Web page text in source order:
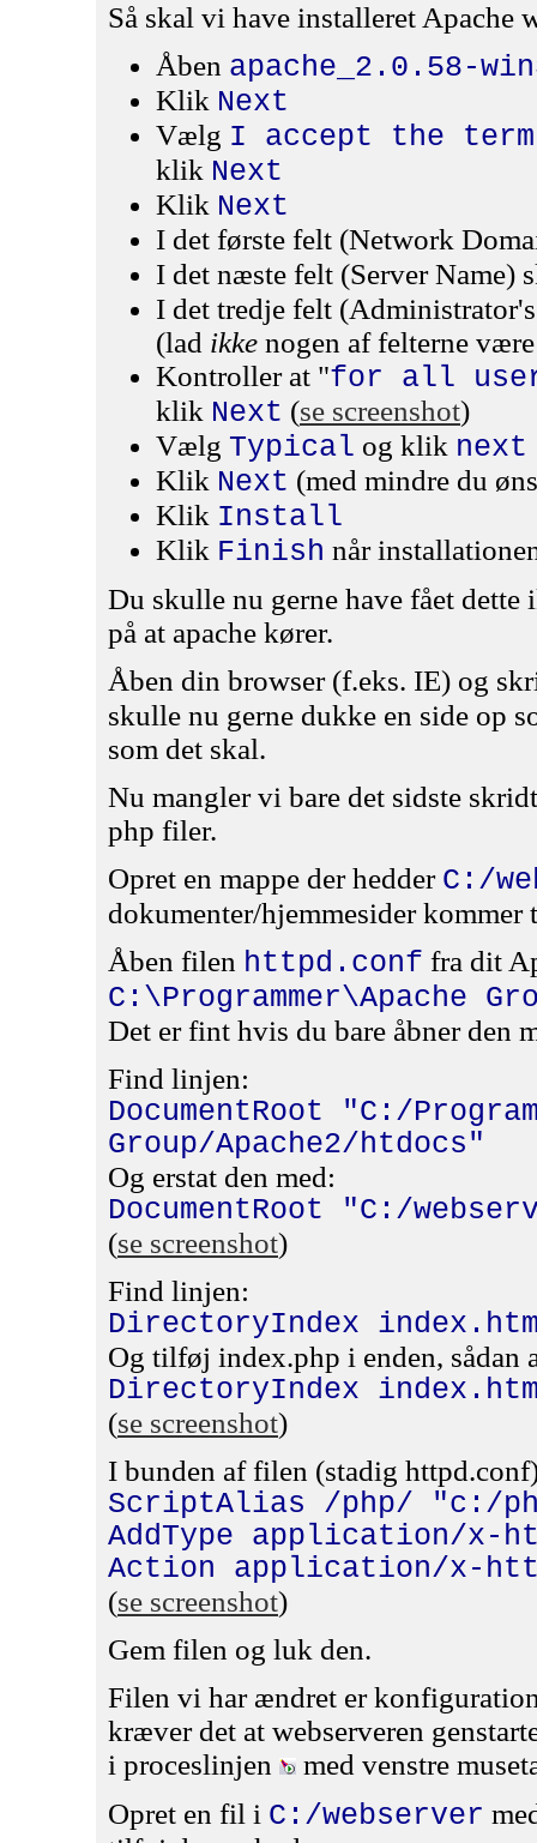
Så skal vi have installeret Apache
Åben apache_2.0.58-
Klik Next
Vælg I accept the
klik Next
Klik Next
I det første felt (Network
I det næste felt (Server Name)
I det tredje felt
(lad ikke nogen af felterne
Kontroller at "for all
klik Next (se screenshot)
Vælg Typical og klik next
Klik Next (med mindre du
Klik Install
Klik Finish når
Du skulle nu gerne have fået
på at apache kører.
Åben din browser (f.eks. IE) og
skulle nu gerne dukke en side op
som det skal.
Nu mangler vi bare det sidste
php filer.
Opret en mappe der hedder C:/
dokumenter/hjemmesider kommer
Åben filen httpd.conf fra dit
C:\Programmer\Apache
Det er fint hvis du bare åbner den
Find linjen:
DocumentRoot "C:/
Group/Apache2/htdocs"
Og erstat den med:
DocumentRoot "C:/
(se screenshot)
Find linjen:
DirectoryIndex
Og tilføj index.php i enden, sådan
DirectoryIndex
(se screenshot)
I bunden af filen (stadig
ScriptAlias /php/ "c:/
AddType application/x-
Action application/x-
(se screenshot)
Gem filen og luk den.
Filen vi har ændret er
kræver det at webserveren
i proceslinjen
med venstre
Opret en fil i C:/webserver